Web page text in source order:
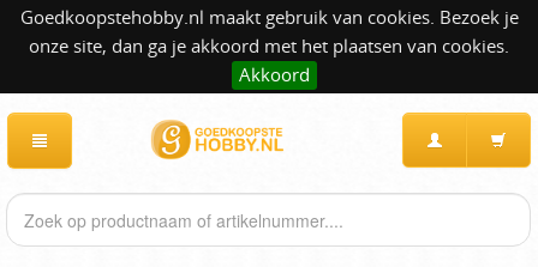
Goedkoopstehobby.nl maakt gebruik van cookies. Bezoek je
onze site, dan ga je akkoord met het plaatsen van cookies.
Akkoord